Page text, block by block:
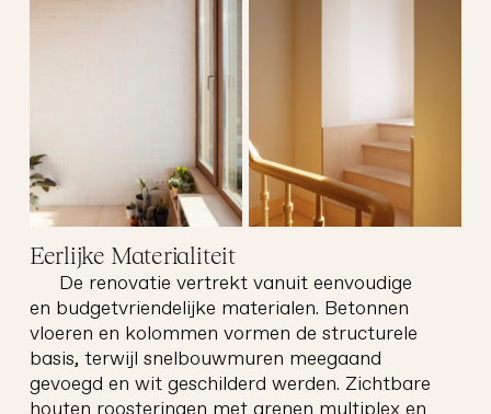
Eerlijke Materialiteit
De renovatie vertrekt vanuit eenvoudige
en budgetvriendelijke materialen. Betonnen
vloeren en kolommen vormen de structurele
basis, terwijl snelbouwmuren meegaand
gevoegd en wit geschilderd werden. Zichtbare
houten roosteringen met grenen multiplex en
weg architectuur